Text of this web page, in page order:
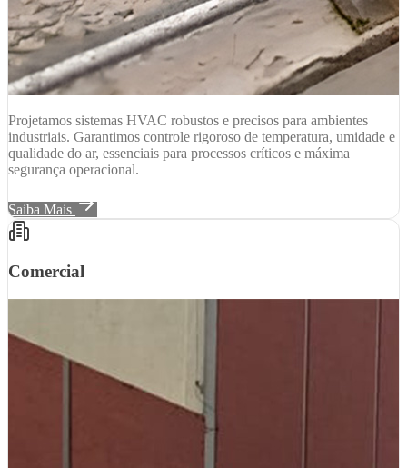
Projetamos sistemas HVAC robustos e precisos para ambientes
industriais. Garantimos controle rigoroso de temperatura, umidade e
qualidade do ar, essenciais para processos críticos e máxima
segurança operacional.
Saiba Mais
Comercial